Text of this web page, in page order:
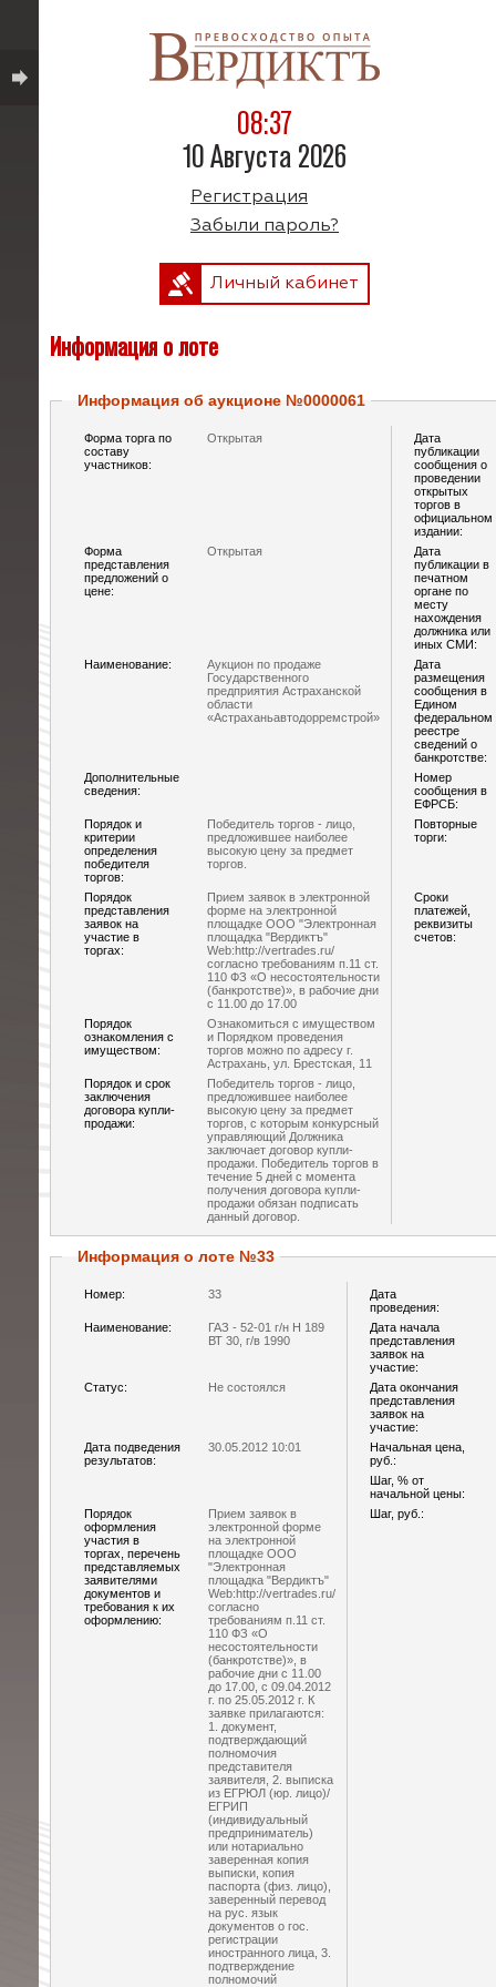
08:37
10 Августа 2026
Регистрация
Забыли пароль?
Личный кабинет
Информация о лоте
Информация об аукционе №0000061
Форма торга по
составу
участников:
Открытая
Дата
публикации
сообщения о
проведении
открытых
торгов в
официальном
издании:
Форма
представления
предложений о
цене:
Открытая
Дата
публикации в
печатном
органе по
месту
нахождения
должника или
иных СМИ:
Наименование:
Аукцион по продаже
Государственного
предприятия Астраханской
области
«Астраханьавтодорремстрой»
Дата
размещения
сообщения в
Едином
федеральном
реестре
сведений о
банкротстве:
Дополнительные
сведения:
Номер
сообщения в
ЕФРСБ:
Порядок и
критерии
определения
победителя
торгов:
Победитель торгов - лицо,
предложившее наиболее
высокую цену за предмет
торгов.
Повторные
торги:
Порядок
представления
заявок на
участие в
торгах:
Прием заявок в электронной
форме на электронной
площадке ООО "Электронная
площадка "Вердиктъ"
Web:http://vertrades.ru/
согласно требованиям п.11 ст.
110 ФЗ «О несостоятельности
(банкротстве)», в рабочие дни
с 11.00 до 17.00
Сроки
платежей,
реквизиты
счетов:
Порядок
ознакомления с
имуществом:
Ознакомиться с имуществом
и Порядком проведения
торгов можно по адресу г.
Астрахань, ул. Брестская, 11
Порядок и срок
заключения
договора купли-
продажи:
Победитель торгов - лицо,
предложившее наиболее
высокую цену за предмет
торгов, с которым конкурсный
управляющий Должника
заключает договор купли-
продажи. Победитель торгов в
течение 5 дней с момента
получения договора купли-
продажи обязан подписать
данный договор.
Информация о лоте №33
Номер: 33
Дата
проведения:
Наименование:
ГАЗ - 52-01 г/н Н 189
ВТ 30, г/в 1990
Дата начала
представления
заявок на
участие:
Статус:
Не состоялся
Дата окончания
представления
заявок на
участие:
Дата подведения
результатов:
30.05.2012 10:01
Начальная цена,
руб.:
Шаг, % от
начальной цены:
Порядок
оформления
участия в
торгах, перечень
представляемых
заявителями
документов и
требования к их
оформлению:
Прием заявок в
электронной форме
на электронной
площадке ООО
"Электронная
площадка "Вердиктъ"
Web:http://vertrades.ru/
согласно
требованиям п.11 ст.
110 ФЗ «О
несостоятельности
(банкротстве)», в
рабочие дни с 11.00
до 17.00, с 09.04.2012
г. по 25.05.2012 г. К
заявке прилагаются:
1. документ,
подтверждающий
полномочия
представителя
заявителя, 2. выписка
из ЕГРЮЛ (юр. лицо)/
ЕГРИП
(индивидуальный
предприниматель)
или нотариально
заверенная копия
выписки, копия
паспорта (физ. лицо),
заверенный перевод
на рус. язык
документов о гос.
регистрации
иностранного лица, 3.
подтверждение
полномочий
Шаг, руб.: